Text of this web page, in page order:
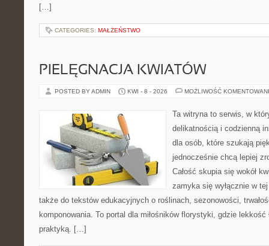
[…]
CATEGORIES: MAŁŻEŃSTWO
PIELĘGNACJA KWIATÓW
POSTED BY ADMIN KWI - 8 - 2026 MOŻLIWOŚĆ
Ta witryna to serwis, w
delikatnością i codzienną
dla osób, które szukają
jednocześnie chcą lepiej
Całość skupia się wokół
zamyka się wyłącznie w
także do tekstów edukacyjnych o roślinach, sezonowości,
komponowania. To portal dla miłośników florystyki, gdzie
praktyką. […]